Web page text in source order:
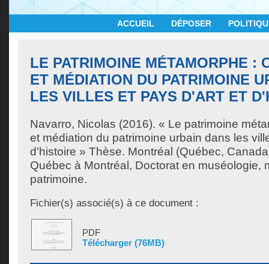
ACCUEIL DÉPOSER
LE PATRIMOINE MÉTAMORPHE :
ET MÉDIATION DU PATRIMOINE
LES VILLES ET PAYS D'ART ET
Navarro, Nicolas (2016). « Le patrimoine
et médiation du patrimoine urbain dans les
d'histoire » Thèse. Montréal (Québec,
Québec à Montréal, Doctorat en muséologie,
patrimoine.
Fichier(s) associé(s) à ce document :
PDF
Télécharger (76MB)